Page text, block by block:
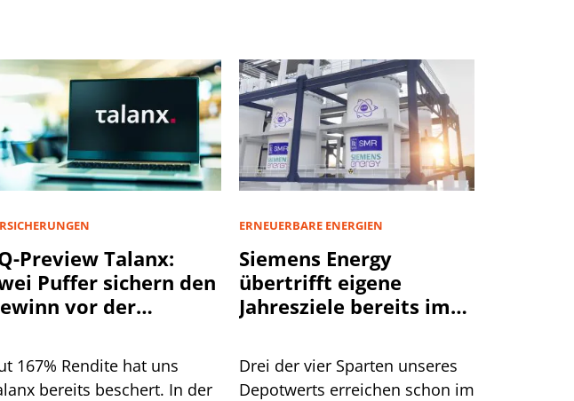
Preview Talanx:
Puffer sichern den
vor der
167% Rendite hat uns
bereits beschert. In der
ERNEUERBARE ENERGIEN
Siemens Energy
übertrifft eigene
Jahresziele bereits im
Drei der vier Sparten unseres
Depotwerts erreichen schon im